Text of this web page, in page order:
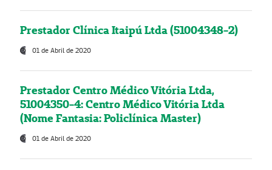
Prestador Clínica Itaipú Ltda (51004348-2)
01 de Abril de 2020
Prestador Centro Médico Vitória Ltda,
51004350-4: Centro Médico Vitória Ltda
(Nome Fantasia: Policlínica Master)
01 de Abril de 2020